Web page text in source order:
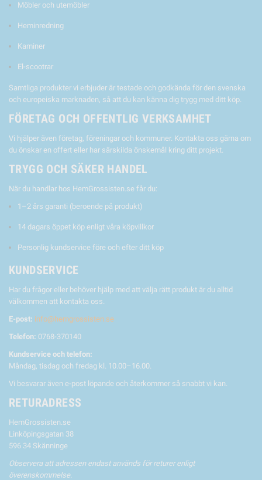
Möbler och utemöbler
Heminredning
Kaminer
El-scootrar
Samtliga produkter vi erbjuder är testade och godkända för den svenska
och europeiska marknaden, så att du kan känna dig trygg med ditt köp.
FÖRETAG OCH OFFENTLIG VERKSAMHET
Vi hjälper även företag, föreningar och kommuner. Kontakta oss gärna om
du önskar en offert eller har särskilda önskemål kring ditt projekt.
TRYGG OCH SÄKER HANDEL
När du handlar hos HemGrossisten.se får du:
1–2 års garanti (beroende på produkt)
14 dagars öppet köp enligt våra köpvillkor
Personlig kundservice före och efter ditt köp
KUNDSERVICE
Har du frågor eller behöver hjälp med att välja rätt produkt är du alltid
välkommen att kontakta oss.
E-post: info@hemgrossisten.se
Telefon: 0768-370140
Kundservice och telefon:
Måndag, tisdag och fredag kl. 10.00–16.00.
Vi besvarar även e-post löpande och återkommer så snabbt vi kan.
RETURADRESS
HemGrossisten.se
Linköpingsgatan 38
596 34 Skänninge
Observera att adressen endast används för returer enligt
överenskommelse.